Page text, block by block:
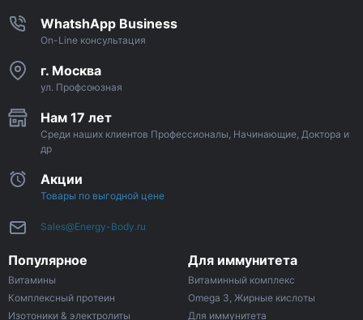
WhatshApp Business
On-Line консультация
г. Москва
ул. Профсоюзная
Нам 17 лет
Среди наших клиентов Профессионалы, Начинающие, Доктора и
др
Акции
Товары по выгодной цене
Sales@Energy-Body.ru
Популярное
Витамины
Комплексный протеин
Изотоники & электролиты
Для иммунитета
Витаминный комплекс
Omega 3, Жирные кислоты
Для иммунитета